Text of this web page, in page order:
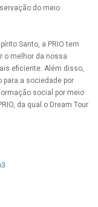
do meio
Santo, a PRIO tem
o melhor da nossa
eficiente. Além disso,
a sociedade por
social por meio
da qual o Dream Tour